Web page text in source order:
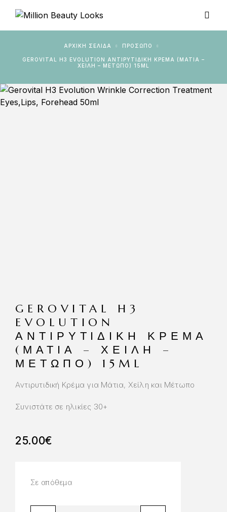
ΑΡΧΙΚΉ ΣΕΛΊΔΑ ΠΡΟΣΩΠΟ
GEROVITAL H3 EVOLUTION ΑΝΤΙΡΥΤΙΔΙΚΉ ΚΡΈΜΑ (ΜΆΤΙΑ –
ΧΕΊΛΗ – ΜΈΤΩΠΟ) 15ML
GEROVITAL H3
EVOLUTION
ΑΝΤΙΡΥΤΙΔΙΚΉ ΚΡΈΜΑ
(ΜΆΤΙΑ – ΧΕΊΛΗ –
ΜΈΤΩΠΟ) 15ML
Αντιρυτιδική Κρέμα για Μάτια, Χείλη και Μέτωπο
Συνιστάτε σε ηλικίες 30+
25.00€
Σε απόθεμα